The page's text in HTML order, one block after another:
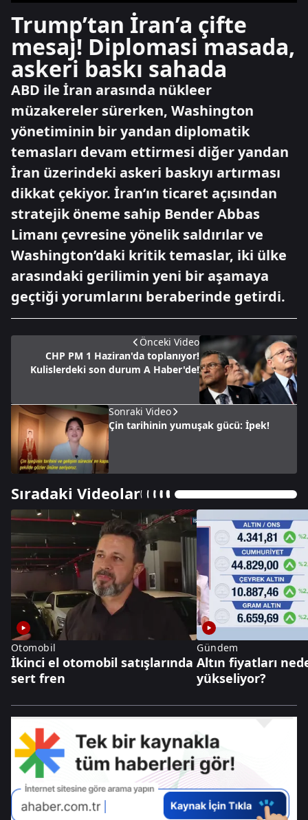
Trump’tan İran’a çifte
mesaj! Diplomasi masada,
askeri baskı sahada
ABD ile İran arasında nükleer
müzakereler sürerken, Washington
yönetiminin bir yandan diplomatik
temasları devam ettirmesi diğer yandan
İran üzerindeki askeri baskıyı artırması
dikkat çekiyor. İran’ın ticaret açısından
stratejik öneme sahip Bender Abbas
Limanı çevresine yönelik saldırılar ve
Washington’daki kritik temaslar, iki ülke
arasındaki gerilimin yeni bir aşamaya
geçtiği yorumlarını beraberinde getirdi.
Önceki Video
CHP PM 1 Haziran'da toplanıyor!
Kulislerdeki son durum A Haber'de!
Sonraki Video
Çin tarihinin yumuşak gücü: İpek!
Sıradaki Videolar
Otomobil
İkinci el otomobil satışlarında
sert fren
Gündem
Altın fiyatları
yükseliyor?